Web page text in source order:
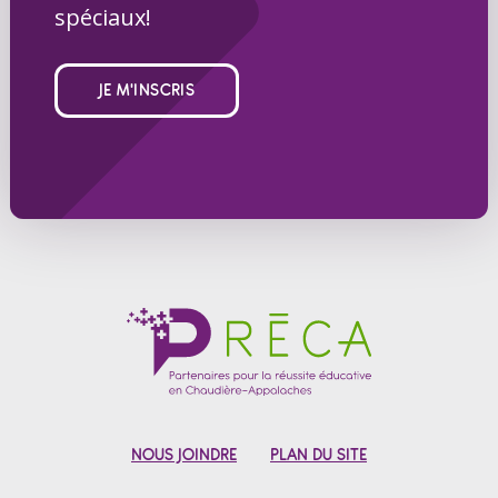
spéciaux!
JE M'INSCRIS
NOUS JOINDRE PLAN DU SITE